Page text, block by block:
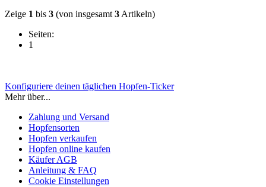
Zeige 1 bis 3 (von insgesamt 3 Artikeln)
Seiten:
1
Konfiguriere deinen täglichen Hopfen-Ticker
Mehr über...
Zahlung und Versand
Hopfensorten
Hopfen verkaufen
Hopfen online kaufen
Käufer AGB
Anleitung & FAQ
Cookie Einstellungen